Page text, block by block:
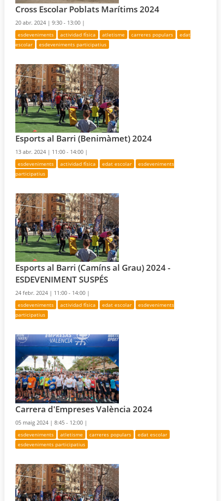
Cross Escolar Poblats Marítims 2024
20 abr. 2024 |9:30 - 13:00 |
esdeveniments actividad física atletisme carreres populars
edat
escolar
esdeveniments participatius
Esports al Barri (Benimàmet) 2024
13 abr. 2024 | 11:00 - 14:00 |
esdeveniments actividad física edat escolar
esdeveniments
participatius
Esports al Barri (Camíns al Grau) 2024 -
ESDEVENIMENT SUSPÉS
24 febr. 2024 | 11:00 - 14:00 |
esdeveniments actividad física edat escolar
esdeveniments
participatius
Carrera d'Empreses València 2024
05 maig 2024 |8:45 - 12:00 |
esdeveniments atletisme carreres populars
edat escolar
esdeveniments participatius